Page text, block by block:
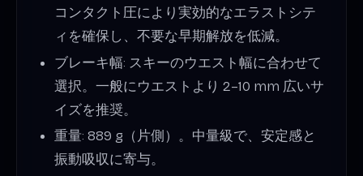
コンタクト圧により実効的なエラストシテ
ィを確保し、不要な早期解放を低減。
ブレーキ幅: スキーのウエスト幅に合わせて
選択。一般にウエストより 2–10 mm 広いサ
イズを推奨。
重量: 889 g（片側）。中量級で、安定感と
振動吸収に寄与。